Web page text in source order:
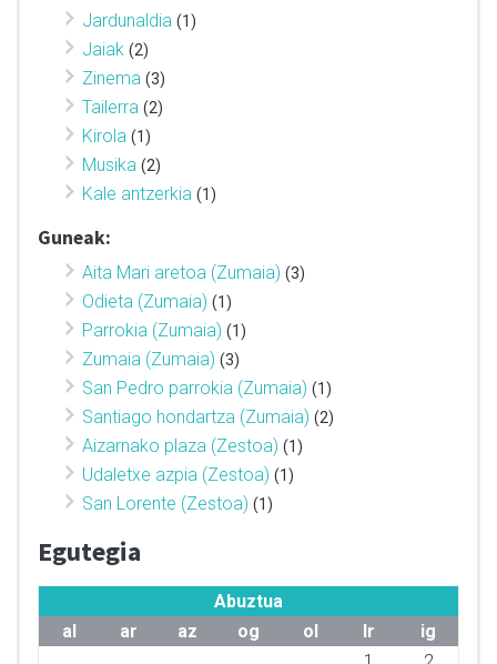
Jardunaldia (1)
Jaiak (2)
Zinema (3)
Tailerra (2)
Kirola (1)
Musika (2)
Kale antzerkia (1)
Guneak:
Aita Mari aretoa (Zumaia) (3)
Odieta (Zumaia) (1)
Parrokia (Zumaia) (1)
Zumaia (Zumaia) (3)
San Pedro parrokia (Zumaia) (1)
Santiago hondartza (Zumaia) (2)
Aizarnako plaza (Zestoa) (1)
Udaletxe azpia (Zestoa) (1)
San Lorente (Zestoa) (1)
Egutegia
Abuztua
al
ar az og ol lr
ig